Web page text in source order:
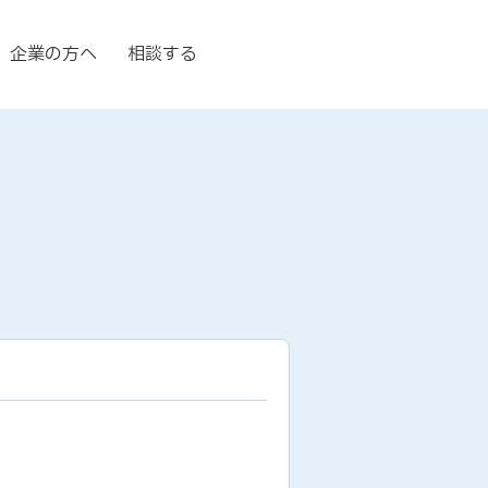
企業の方へ 相談する